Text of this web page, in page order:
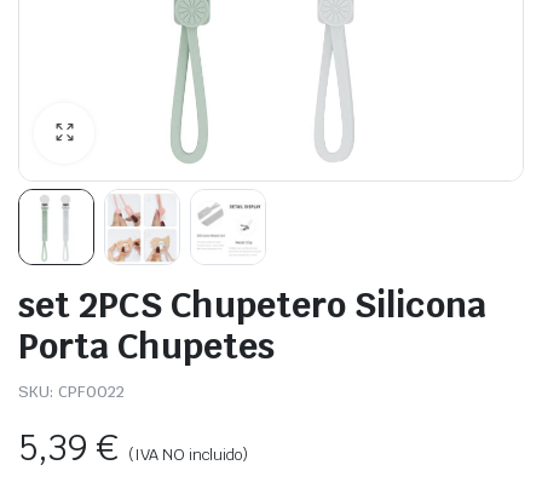
set 2PCS Chupetero Silicona
Porta Chupetes
SKU: CPF0022
5,39€ (IVA NO incluido)